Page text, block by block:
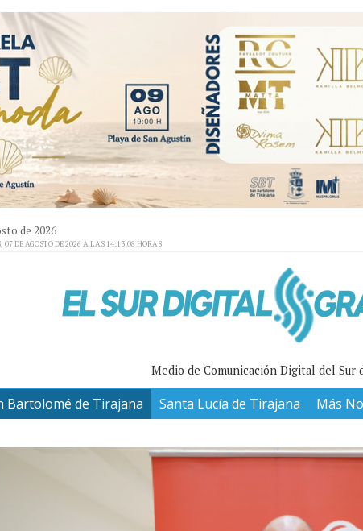
de 2026
DE AGOSTO DE 2026 A LAS 14:13:08 HORAS
Medio de Comunicación Digital del Sur
Bartolomé de Tirajana Santa Lucía de Tirajana Más